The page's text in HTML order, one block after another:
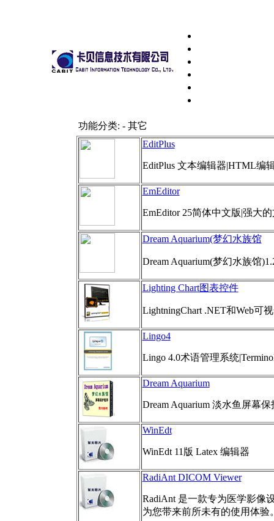
功能分类: - 其它
EditPlus
EditPlus 文本编辑器|HTML编
EmEditor
EmEditor 25简体中文版|强大
Dream Aquarium(梦幻水族馆
Dream Aquarium(梦幻水族馆
Lighting Chart图表控件
LightningChart .NET和Web可
Lingo4
Lingo 4.0术语管理系统
Dream Aquarium
Dream Aquarium 淡水鱼屏幕
WinEdt
WinEdt 11版 Latex 编辑器
RadiAnt DICOM Viewer
RadiAnt 是一款专为医学影像
为您带来前所未有的使用体验